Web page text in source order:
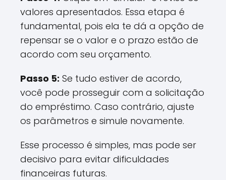
valores apresentados. Essa etapa é
fundamental, pois ela te dá a opção de
repensar se o valor e o prazo estão de
acordo com seu orçamento.
Passo 5: Se tudo estiver de acordo,
você pode prosseguir com a solicitação
do empréstimo. Caso contrário, ajuste
os parâmetros e simule novamente.
Esse processo é simples, mas pode ser
decisivo para evitar dificuldades
financeiras futuras.